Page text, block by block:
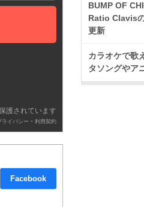
護されています
ライバシー - 利用契約
Facebook
BUMP OF
Ratio Clavis
更新
カラオケで歌
タソングやア